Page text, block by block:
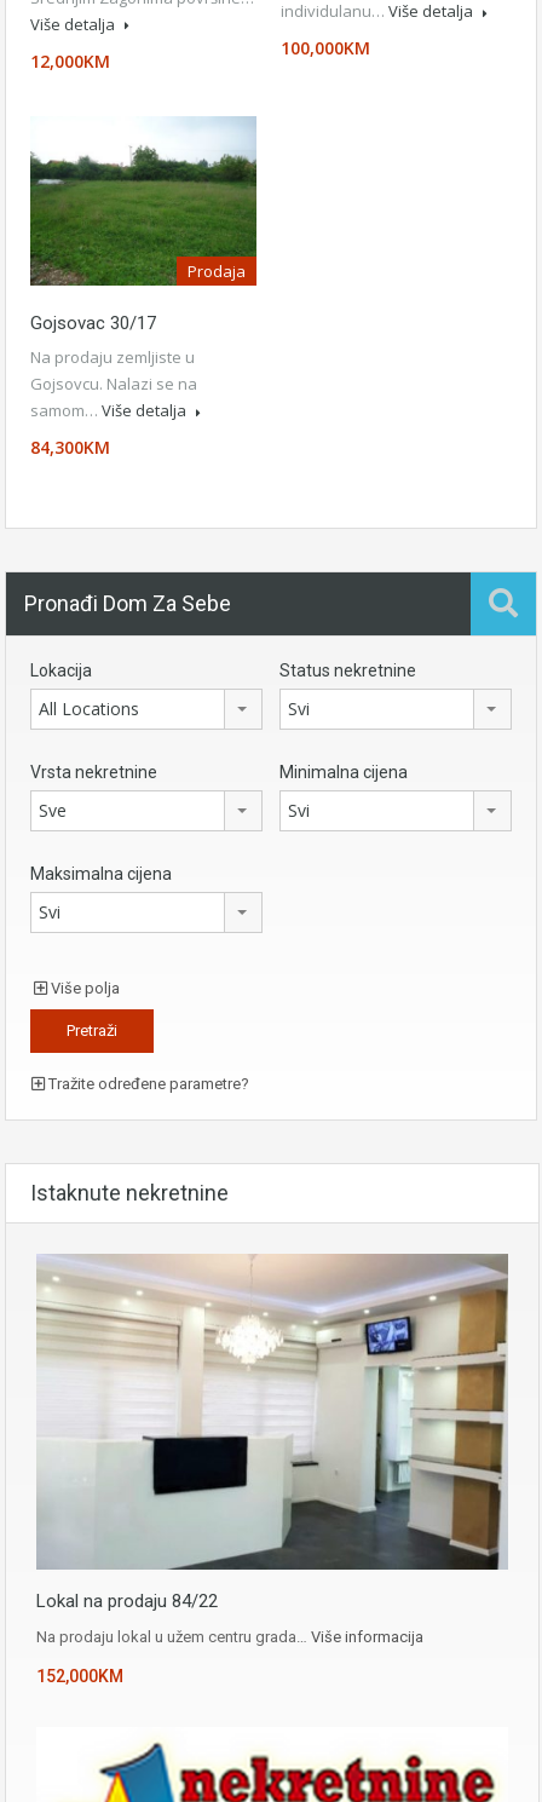
Više detalja
12,000KM
individulanu… Više detalja
100,000KM
Prodaja
Gojsovac 30/17
Na prodaju zemljiste u
Gojsovcu. Nalazi se na
samom… Više detalja
84,300KM
Pronađi Dom Za Sebe
Lokacija
All Locations
Status nekretnine
Svi
Vrsta nekretnine
Sve
Minimalna cijena
Svi
Maksimalna cijena
Svi
Više polja
Tražite određene parametre?
Istaknute nekretnine
Lokal na prodaju 84/22
Na prodaju lokal u užem centru grada… Više informacija
152,000KM